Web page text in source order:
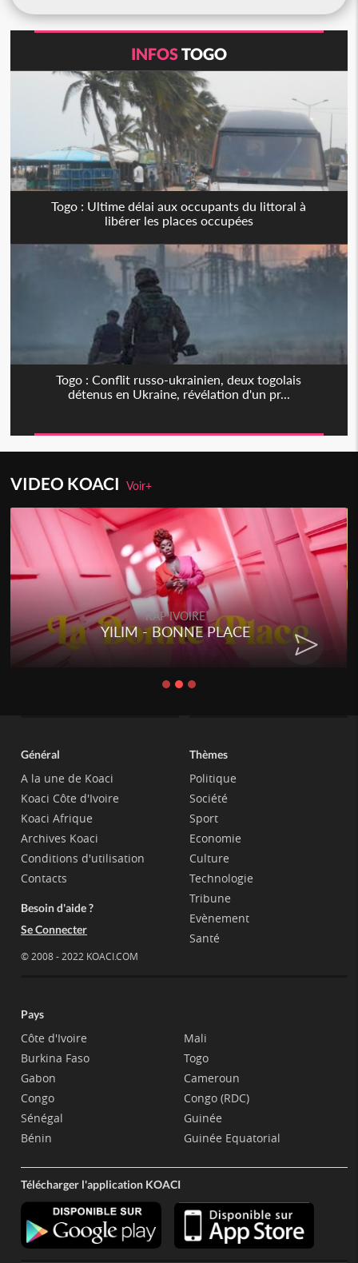
INFOSTOGO
Togo : Ultime délai aux occupants du littoral à
libérer les places occupées
Togo : Conflit russo-ukrainien, deux togolais
détenus en Ukraine, révélation d'un pr...
VIDEO KOACIVoir+
RAP IVOIRE
YILIM - BONNE PLACE
Général
A la une de Koaci
Koaci Côte d'Ivoire
Koaci Afrique
Archives Koaci
Conditions d'utilisation
Contacts
Besoin d'aide ?
Se Connecter
© 2008 - 2022 KOACI.COM
Thèmes
Politique
Société
Sport
Economie
Culture
Technologie
Tribune
Evènement
Santé
Pays
Côte d'Ivoire
Burkina Faso
Gabon
Congo
Sénégal
Bénin
Mali
Togo
Cameroun
Congo (RDC)
Guinée
Guinée Equatorial
Télécharger l'application KOACI